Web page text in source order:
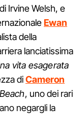
Irvine Welsh, e
Ewan
della
lanciatissima
vita esagerata
diCameron
, uno dei rari
negargli la